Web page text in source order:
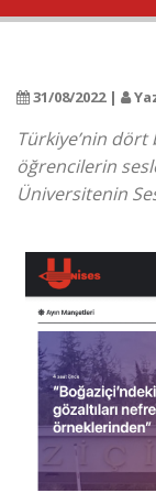
31/08/2022 |
Türkiye’nin
öğrencilerin
Üniversitenin